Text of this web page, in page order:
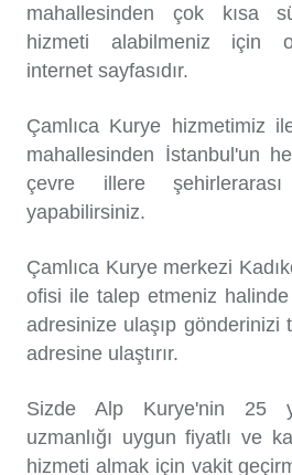
mahallesinden çok kısa
hizmeti alabilmeniz için
internet sayfasıdır.
Çamlıca Kurye hizmetimiz
mahallesinden İstanbul'un
çevre illere
yapabilirsiniz.
Çamlıca Kurye merkezi
ofisi ile talep etmeniz
adresinize ulaşıp gönderinizi
adresine ulaştırır.
Sizde Alp Kurye'nin 25
uzmanlığı uygun fiyatlı ve
hizmeti almak için vakit